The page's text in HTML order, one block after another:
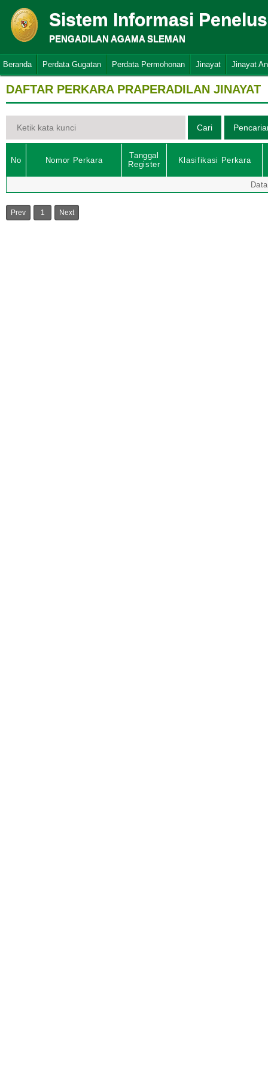
Sistem Informasi
PENGADILAN AGAMA SLEMAN
Beranda Perdata Gugatan Perdata Permohonan Jinayat Jinayat
DAFTAR PERKARA PRAPERADILAN JINAYAT
No Nomor Perkara
Tanggal
Register
Klasifikasi Perkara
Prev 1 Next